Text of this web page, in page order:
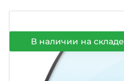
В наличии на складе